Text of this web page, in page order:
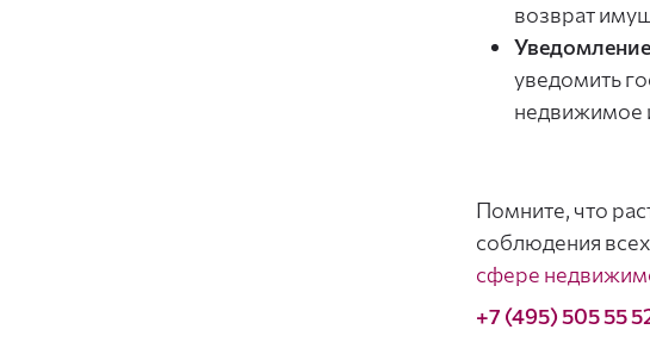
возврат
уведомить
недвижимое
Помните, что
соблюдения
сфере
+7 (495) 505 55